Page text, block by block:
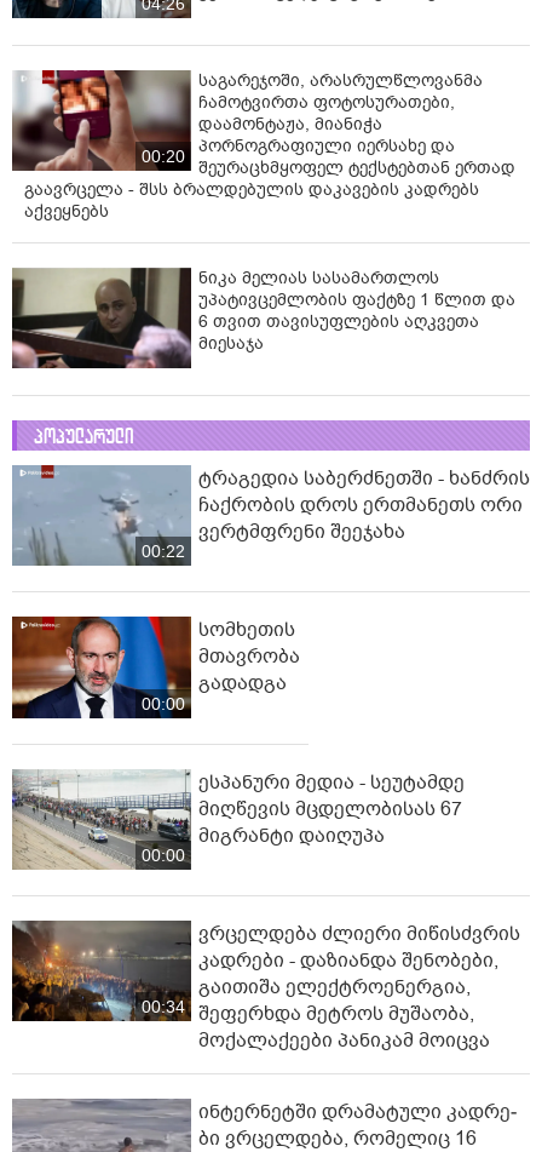
00:20
საგარეჯოში, არასრულწლოვანმა
ჩამოტვირთა ფოტოსურათები,
დაამონტაჟა, მიანიჭა
პორნოგრაფიული იერსახე და
შეურაცხმყოფელ ტექსტებთან ერთად
გაავრცელა - შსს ბრალდებულის დაკავების კადრებს
აქვეყნებს
ნიკა მელიას სასამართლოს
უპატივცემლობის ფაქტზე 1 წლით და
6 თვით თავისუფლების აღკვეთა
მიესაჯა
პოპულარული
00:22
ტრაგედია საბერძნეთში - ხანძრის
ჩაქრობის დროს ერთმანეთს ორი
ვერტმფრენი შეეჯახა
00:00
სომხეთის
მთავრობა
გადადგა
00:00
ესპანური მედია - სეუტამდე
მიღწევის მცდელობისას 67
მიგრანტი დაიღუპა
00:34
ვრცელდება ძლიერი მიწისძვრის
კადრები - დაზიანდა შენობები,
გაითიშა ელექტროენერგია,
შეფერხდა მეტროს მუშაობა,
მოქალაქეები პანიკამ მოიცვა
ინ­ტერ­ნეტ­ში დრა­მა­ტუ­ლი კად­რე­
ბი ვრცელდება, რომელიც 16